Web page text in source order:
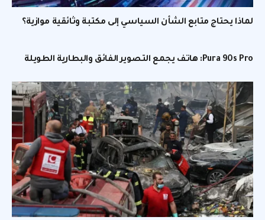
لماذا يحتاج متابع الشأن السياسي إلى مكتبة وثائقية موازية؟
Pura 90s Pro: هاتف يجمع التصوير الفائق والبطارية الطويلة